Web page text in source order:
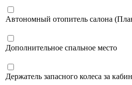
Автономный отопитель салона
Дополнительное спальное место
Держатель запасного колеса за